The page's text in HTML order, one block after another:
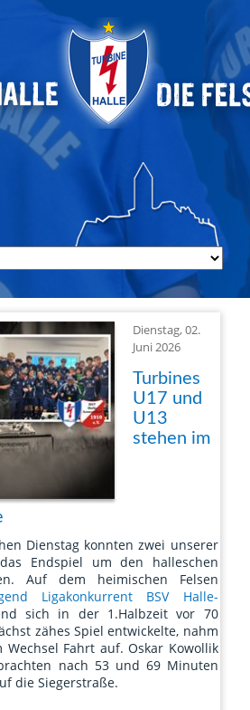
Dienstag, 02.
Juni 2026
Turbines
U17 und
U13
stehen im
Dienstag konnten zwei unserer
Endspiel um den halleschen
Auf dem heimischen Felsen
Ligakonkurrent BSV Halle-
sich in der 1.Halbzeit vor 70
zähes Spiel entwickelte, nahm
Fahrt auf. Oskar Kowollik
nach 53 und 69 Minuten
die Siegerstraße.